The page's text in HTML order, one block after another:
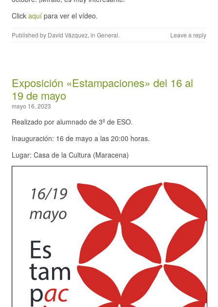
Click aquí para ver el vídeo.
Published by David Vázquez, in General. Leave a reply
Exposición «Estampaciones» del 16 al
19 de mayo
mayo 16, 2023
Realizado por alumnado de 3º de ESO.
Inauguración: 16 de mayo a las 20:00 horas.
Lugar: Casa de la Cultura (Maracena)